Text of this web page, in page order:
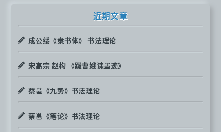
近期文章
成公绥《隶书体》 书法理论
宋高宗 赵构 《跋曹娥诔墨迹》
蔡邕《九势》书法理论
蔡邕《笔论》书法理论